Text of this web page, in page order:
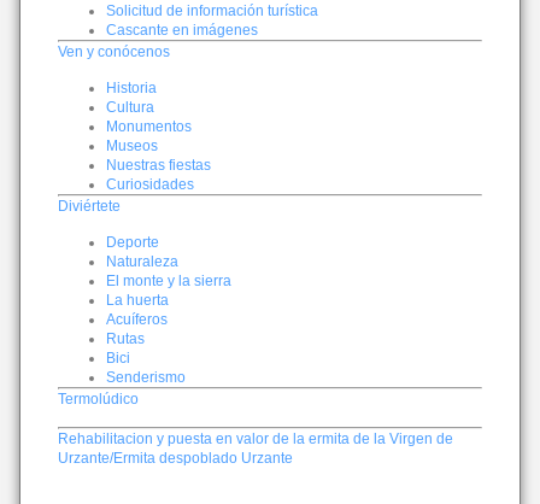
Solicitud de información turística
Cascante en imágenes
Ven y conócenos
Historia
Cultura
Monumentos
Museos
Nuestras fiestas
Curiosidades
Diviértete
Deporte
Naturaleza
El monte y la sierra
La huerta
Acuíferos
Rutas
Bici
Senderismo
Termolúdico
Rehabilitacion y puesta en valor de la ermita de la Virgen de
Urzante/Ermita despoblado Urzante